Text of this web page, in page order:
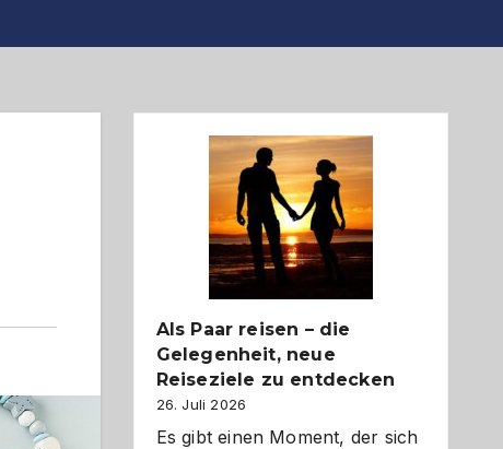
Als Paar reisen – die
Gelegenheit, neue
Reiseziele zu entdecken
26. Juli 2026
Es gibt einen Moment, der sich